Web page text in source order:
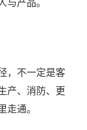
产品。
，不一定是客
产、消防、更
通。